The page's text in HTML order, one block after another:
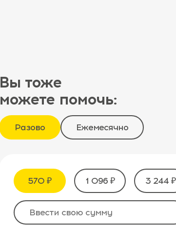
Вы тоже
можете помочь:
Разово Ежемесячно
570 ₽ 1 096 ₽ 3 244 ₽